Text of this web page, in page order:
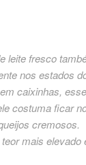
leite fresco
nos estados
caixinhas,
costuma ficar
cremosos.
mais elevado